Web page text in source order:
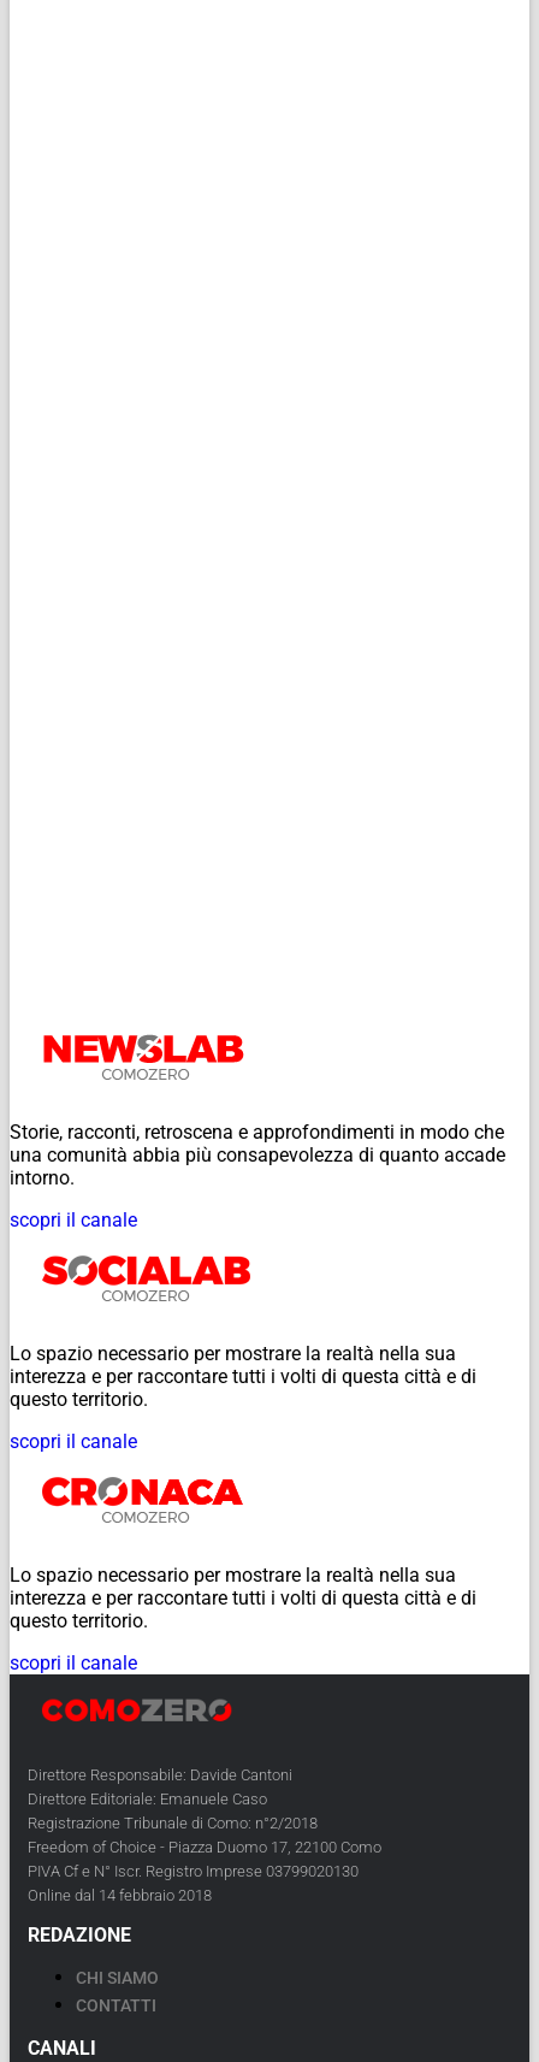
Storie, racconti, retroscena e approfondimenti in modo che
una comunità abbia più consapevolezza di quanto accade
intorno.
scopri il canale
Lo spazio necessario per mostrare la realtà nella sua
interezza e per raccontare tutti i volti di questa città e di
questo territorio.
scopri il canale
Lo spazio necessario per mostrare la realtà nella sua
interezza e per raccontare tutti i volti di questa città e di
questo territorio.
scopri il canale
Direttore Responsabile: Davide Cantoni
Direttore Editoriale: Emanuele Caso
Registrazione Tribunale di Como: n°2/2018
Freedom of Choice - Piazza Duomo 17, 22100 Como
PIVA Cf e N° Iscr. Registro Imprese 03799020130
Online dal 14 febbraio 2018
REDAZIONE
CHI SIAMO
CONTATTI
CANALI